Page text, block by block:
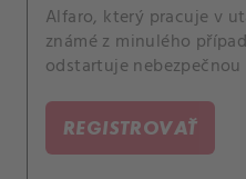
Alfaro, který pracuje v
známé z minulého
odstartuje
REGISTROVAŤ